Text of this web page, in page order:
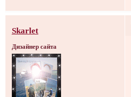
Skarlet
Дизайнер сайта